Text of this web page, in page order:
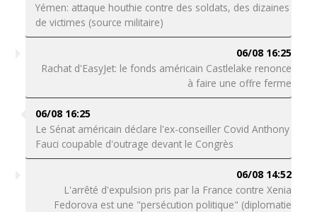
Yémen: attaque houthie contre des soldats, des dizaines
de victimes (source militaire)
06/08 16:25
Rachat d'EasyJet: le fonds américain Castlelake renonce
à faire une offre ferme
06/08 16:25
Le Sénat américain déclare l'ex-conseiller Covid Anthony
Fauci coupable d'outrage devant le Congrès
06/08 14:52
L'arrêté d'expulsion pris par la France contre Xenia
Fedorova est une "persécution politique" (diplomatie